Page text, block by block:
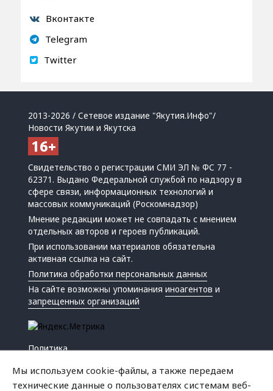
Вконтакте
Telegram
Twitter
2013-2026 / Сетевое издание "Якутия.Инфо"/
Новости Якутии и Якутска
Свидетельство о регистрации СМИ ЭЛ № ФС 77 -
62371. Выдано Федеральной службой по надзору в
сфере связи, информационных технологий и
массовых коммуникаций (Роскомнадзор)
Мнение редакции может не совпадать с мнением
отдельных авторов и героев публикаций.
При использовании материалов обязательна
активная ссылка на сайт.
Политика обработки персональных данных
На сайте возможны упоминанияиноагентов и
запрещенных организаций
Политика
Мы используем cookie-файлы, а также передаем
технические данные о пользователях системам веб-